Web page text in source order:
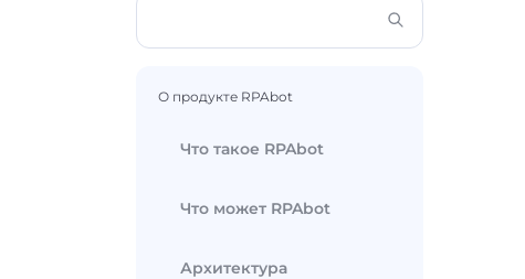
О продукте RPAbot
Что такое RPAbot
Что может RPAbot
Архитектура